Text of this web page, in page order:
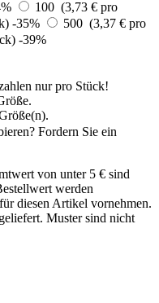
100 (3,73 € pro
-35%
500 (3,37 € pro
-39%
nurpro Stück!
Fordern Sie ein
von unter 5 € sind
werden
diesen Artikel vornehmen.
Muster sind nicht